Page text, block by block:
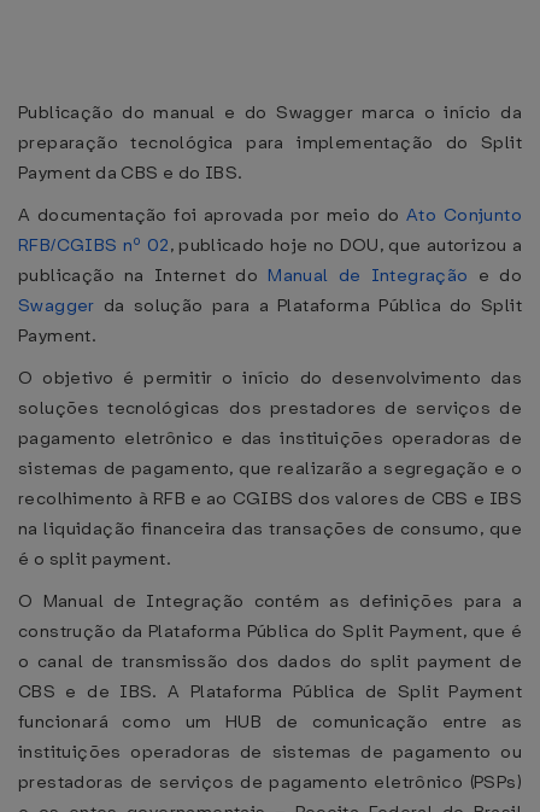
Publicação do manual e do Swagger marca o início da
preparação tecnológica para implementação do Split
Payment da CBS e do IBS.
A documentação foi aprovada por meio doAto Conjunto
RFB/CGIBS nº 02, publicado hoje no DOU, que autorizou a
publicação na Internet do Manual de Integração e do
Swagger da solução para a Plataforma Pública do Split
Payment.
O objetivo é permitir o início do desenvolvimento das
soluções tecnológicas dos prestadores de serviços de
pagamento eletrônico e das instituições operadoras de
sistemas de pagamento, que realizarão a segregação e o
recolhimento à RFB e ao CGIBS dos valores de CBS e IBS
na liquidação financeira das transações de consumo, que
é o split payment.
O Manual de Integração contém as definições para a
construção da Plataforma Pública do Split Payment, que é
o canal de transmissão dos dados do split payment de
CBS e de IBS. A Plataforma Pública de Split Payment
funcionará como um HUB de comunicação entre as
instituições operadoras de sistemas de pagamento ou
prestadoras de serviços de pagamento eletrônico (PSPs)